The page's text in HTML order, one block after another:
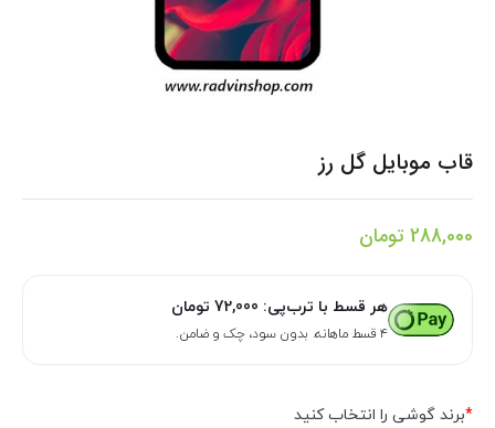
قاب موبایل گل رز
288,000 تومان
هر قسط با ترب‌پی: 72,000 تومان
۴ قسط ماهانه. بدون سود، چک و ضامن.
*برند گوشی را انتخاب کنید